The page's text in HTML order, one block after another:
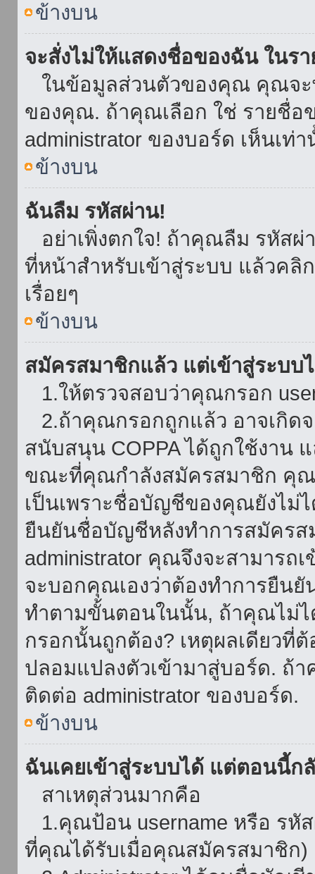
ข้างบน
จะสั่งไม่ให้แสดงชื่อของฉัน ในร
ในข้อมูลส่วนตัวของคุณ คุณจะ
ของคุณ. ถ้าคุณเลือก ใช่ รายชื่
administrator ของบอร์ด เห็นเ
ข้างบน
ฉันลืม รหัสผ่าน!
อย่าเพิ่งตกใจ! ถ้าคุณลืม รหัสผ่
ที่หน้าสำหรับเข้าสู่ระบบ แล้วค
เรื่อยๆ
ข้างบน
สมัครสมาชิกแล้ว แต่เข้าสู่ระบบ
1.ให้ตรวจสอบว่าคุณกรอก
2.ถ้าคุณกรอกถูกแล้ว อาจเกิด
สนับสนุน COPPA ได้ถูกใช้งาน
ขณะที่คุณกำลังสมัครสมาชิก คุ
เป็นเพราะชื่อบัญชีของคุณยังไม่
ยืนยันชื่อบัญชีหลังทำการสมัครส
administrator คุณจึงจะสามาร
จะบอกคุณเองว่าต้องทำการยืน
ทำตามขั้นตอนในนั้น, ถ้าคุณไม่
กรอกนั้นถูกต้อง? เหตุผลเดียวที่
ปลอมแปลงตัวเข้ามาสู่บอร์ด. ถ้
ติดต่อ administrator ของบอร์ด.
ข้างบน
ฉันเคยเข้าสู่ระบบได้ แต่ตอนนี้ก
สาเหตุส่วนมากคือ
1.คุณป้อน username หรือ รหั
ที่คุณได้รับเมื่อคุณสมัครสมาชิก)